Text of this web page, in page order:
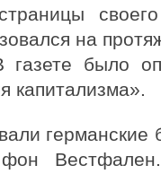
на
было
капитализма».
германские
фон